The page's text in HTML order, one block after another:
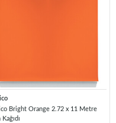
Bright Orange 2.72 x 11 Metre
Kağıdı